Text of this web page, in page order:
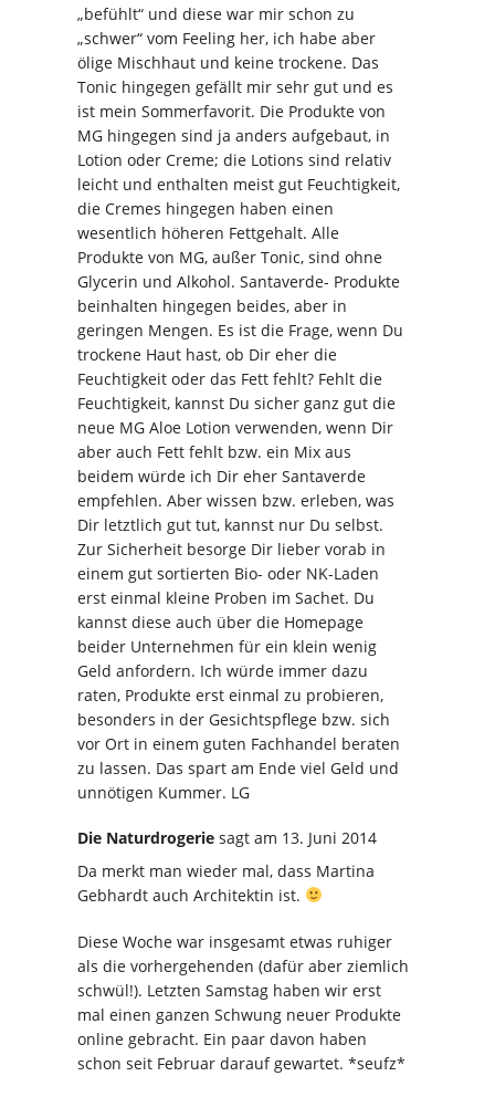
„befühlt“ und diese war mir schon zu
„schwer“ vom Feeling her, ich habe aber
ölige Mischhaut und keine trockene. Das
Tonic hingegen gefällt mir sehr gut und es
ist mein Sommerfavorit. Die Produkte von
MG hingegen sind ja anders aufgebaut, in
Lotion oder Creme; die Lotions sind relativ
leicht und enthalten meist gut Feuchtigkeit,
die Cremes hingegen haben einen
wesentlich höheren Fettgehalt. Alle
Produkte von MG, außer Tonic, sind ohne
Glycerin und Alkohol. Santaverde- Produkte
beinhalten hingegen beides, aber in
geringen Mengen. Es ist die Frage, wenn Du
trockene Haut hast, ob Dir eher die
Feuchtigkeit oder das Fett fehlt? Fehlt die
Feuchtigkeit, kannst Du sicher ganz gut die
neue MG Aloe Lotion verwenden, wenn Dir
aber auch Fett fehlt bzw. ein Mix aus
beidem würde ich Dir eher Santaverde
empfehlen. Aber wissen bzw. erleben, was
Dir letztlich gut tut, kannst nur Du selbst.
Zur Sicherheit besorge Dir lieber vorab in
einem gut sortierten Bio- oder NK-Laden
erst einmal kleine Proben im Sachet. Du
kannst diese auch über die Homepage
beider Unternehmen für ein klein wenig
Geld anfordern. Ich würde immer dazu
raten, Produkte erst einmal zu probieren,
besonders in der Gesichtspflege bzw. sich
vor Ort in einem guten Fachhandel beraten
zu lassen. Das spart am Ende viel Geld und
unnötigen Kummer. LG
Die Naturdrogerie sagt am 13. Juni 2014
Da merkt man wieder mal, dass Martina
Gebhardt auch Architektin ist.
Diese Woche war insgesamt etwas ruhiger
als die vorhergehenden (dafür aber ziemlich
schwül!). Letzten Samstag haben wir erst
mal einen ganzen Schwung neuer Produkte
online gebracht. Ein paar davon haben
schon seit Februar darauf gewartet. *seufz*